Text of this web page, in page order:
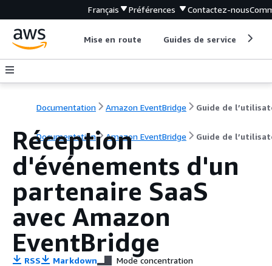
Français Préférences Contactez-nous
Mise en route Guides de service
Documentation Amazon EventBridge Guide de
Documentation Amazon EventBridge Guide de
Réception
d'événements d'un
partenaire SaaS
avec Amazon
EventBridge
RSS Markdown Mode concentration